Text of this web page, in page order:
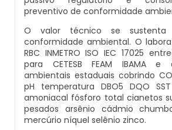
Kit Para Análise De Água
Laboratorio Análise Agua
Laboratório Análise De Água
Laboratório De Análise De
Ete Estação De Tratamento De
Ete Efluentes
Resinas De Troca Iônica Para
Sistema De Tratamento De
Artesiano
Desmineralizador Preço
Desmineralizador De Água
Filtro Abrandador Preço
Filtro Abrandador Residencial
Preço De Deionizador
Deionizador Em Sp
Comprar Deionizador De Água
Deionizador Industrial
Removedor De Tinta Ferro
Removedor De Ferrugem De
Elemento Filtrante Cartucho
Elementos Filtrantes Para
preventivo de conformidade
O valor técnico se
conformidade ambiental. O
RBC INMETRO ISO IEC 17025
para CETESB FEAM IBAMA e
ambientais estaduais cobrindo
pH temperatura DBO5 DQO
amoniacal fósforo total cianetos
pesados arsênio cádmio
mercúrio níquel selênio zinco.